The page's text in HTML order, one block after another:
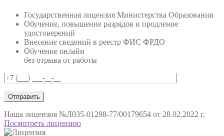
Государственная лицензия Министерства Образования
Обучение, повышение разрядов и продление
удостоверений
Внесение сведений в реестр ФИС ФРДО
Обучение онлайн
без отрыва от работы
Наша лицензия №Л035-01298-77/00179654 от 28.02.2022 г.
Посмотреть лицензию